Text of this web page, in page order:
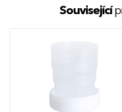
Související